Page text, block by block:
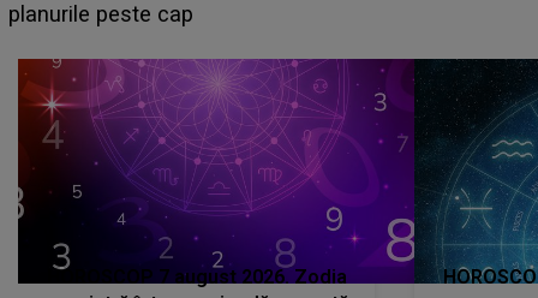
sa: "I-am spus și ei în față, eu nu te iubesc pentru
HOROSCOP 7 august 2026. Zodia